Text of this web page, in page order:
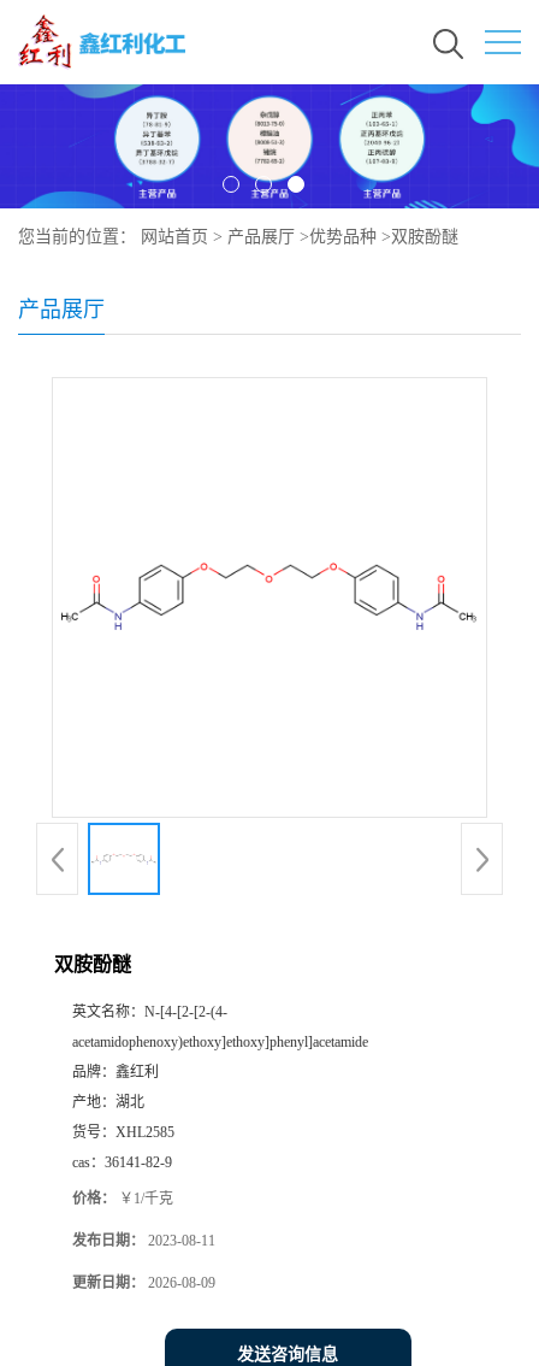
您当前的位置： 网站首页 > 产品展厅 >优势品种 >双胺酚醚
产品展厅
双胺酚醚
英文名称： N-[4-[2-[2-(4-
acetamidophenoxy)ethoxy]ethoxy]phenyl]acetamide
品牌： 鑫红利
产地： 湖北
货号： XHL2585
cas： 36141-82-9
价格： ￥1/千克
发布日期： 2023-08-11
更新日期： 2026-08-09
发送咨询信息